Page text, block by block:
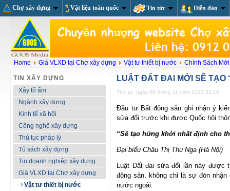
Chợ xây dựng Vật liệu toàn quốc Tin tức Diễn đàn
Home Giá VLXD tại Chợ xây dựng Vật tư thiết bị nước Chính Sách Mới
TIN XÂY DỰNG
Xây tổ ấm
Ngành xây dựng
Kinh tế xã hội
Công nghệ xây dựng
Thủ tục pháp lý
Tủ sách xây dựng
Tin doanh nghiệp xây dựng
Giá VLXD tại Chợ xây dựng
Vật tư thiết bị nước
LUẬT ĐẤT ĐAI MỚI SẼ TẠO
Thứ tư, ngày 06 tháng 11 năm 2013 23:16
Đầu tư Bất động sản ghi nhận ý
sửa đổi trước khi được Quốc hội
“Sẽ tạo hứng khởi nhất định cho
Đại biểu Châu Thị Thu Nga (Hà Nội)
Luật Đất đai sửa đổi lần này được
động sản, không chỉ là sự đón
nước ngoài.